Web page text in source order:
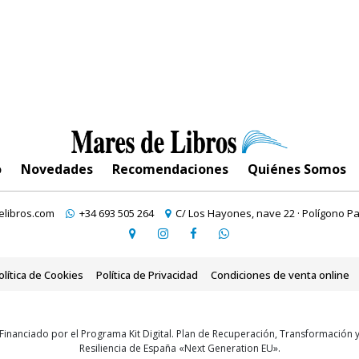
Novedades Recomendaciones Quiénes Somos
+34 693 505 264 C/ Los Hayones, nave 22 · Polígono
de Cookies Política de Privacidad Condiciones de venta online
Financiado por el Programa Kit Digital. Plan de Recuperación, Transformación y
Resiliencia de España «Next Generation EU».